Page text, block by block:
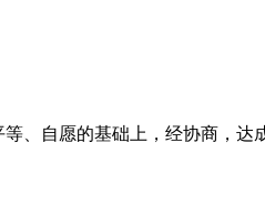
、自愿的基础上，经协商，达